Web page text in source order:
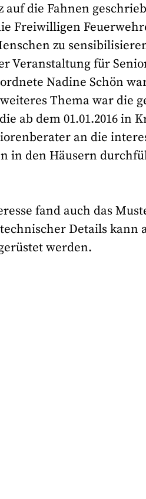
auf die Fahnen
Freiwilligen
zu
Veranstaltung für
Nadine Schön
Thema war die
ab dem 01.01.2016 in
an die
in den Häusern
fand auch das
Details kann
werden.